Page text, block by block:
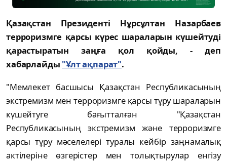
Қазақстан Президенті Нұрсұлтан Назарбаев
терроризмге қарсы күрес шараларын күшейтуді
қарастыратын заңға қол қойды, - деп
хабарлайды "Ұлт ақпарат".
"Мемлекет басшысы Қазақстан Республикасының
экстремизм мен терроризмге қарсы тұру шараларын
күшейтуге бағытталған "Қазақстан
Республикасының экстремизм және терроризмге
қарсы тұру мәселелері туралы кейбір заңнамалық
актілеріне өзгерістер мен толықтырулар енгізу